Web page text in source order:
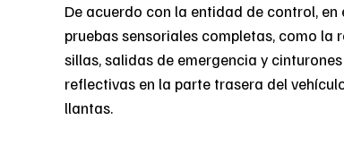
De acuerdo con la entidad de control,
pruebas sensoriales completas, como la
sillas, salidas de emergencia y
reflectivas en la parte trasera del
llantas.